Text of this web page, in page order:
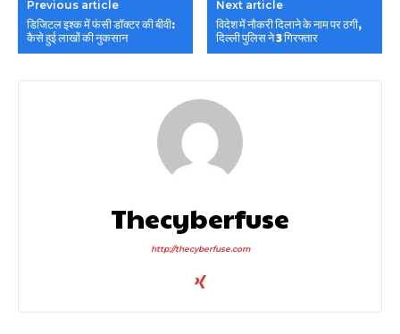
Previous article
डिजिटल इश्क में फंसी डॉक्टर की बीवी:
कैसे हुई लाखों की नुकसान
Next article
विदेश में नौकरी दिलाने के नाम पर ठगी,
दिल्ली पुलिस ने 3 गिरफ्तार
Thecyberfuse
http://thecyberfuse.com